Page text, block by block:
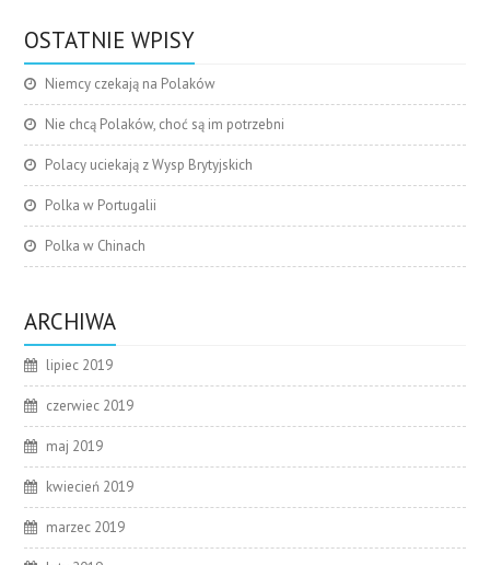
OSTATNIE WPISY
Niemcy czekają na Polaków
Nie chcą Polaków, choć są im potrzebni
Polacy uciekają z Wysp Brytyjskich
Polka w Portugalii
Polka w Chinach
ARCHIWA
lipiec 2019
czerwiec 2019
maj 2019
kwiecień 2019
marzec 2019